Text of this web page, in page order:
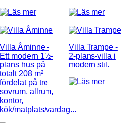
Villa Åminne -
Ett modern 1½-
plans hus på
totalt 208 m²
fördelat på tre
sovrum, allrum,
kontor,
kök/matplats/vardag...
Villa Trampe-
2-plans-villa i
modern stil.